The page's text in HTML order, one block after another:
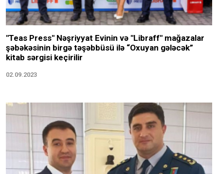
"Teas Press" Nəşriyyat Evinin və "Libraff" mağazalar
şəbəkəsinin birgə təşəbbüsü ilə “Oxuyan gələcək”
kitab sərgisi keçirilir
02.09.2023